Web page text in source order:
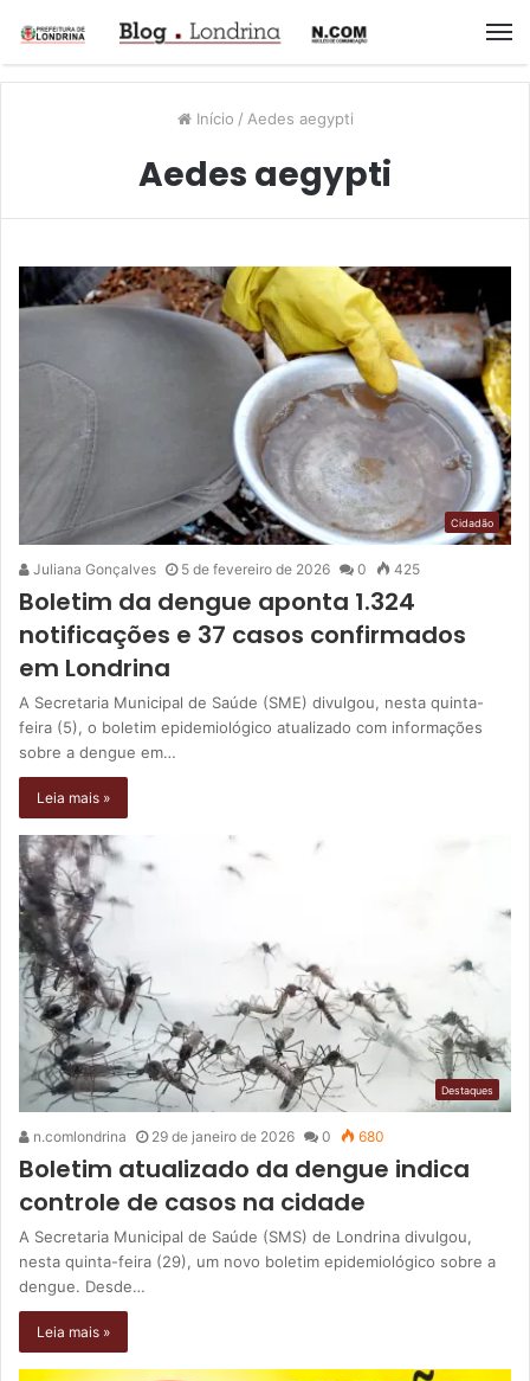
Início / Aedes aegypti
Aedes aegypti
Cidadão
Juliana Gonçalves 5 de fevereiro de 2026 0 425
Boletim da dengue aponta 1.324
notificações e 37 casos confirmados
em Londrina
A Secretaria Municipal de Saúde (SME) divulgou, nesta quinta-
feira (5), o boletim epidemiológico atualizado com informações
sobre a dengue em…
Leia mais »
Destaques
n.comlondrina 29 de janeiro de 2026 0 680
Boletim atualizado da dengue indica
controle de casos na cidade
A Secretaria Municipal de Saúde (SMS) de Londrina divulgou,
nesta quinta-feira (29), um novo boletim epidemiológico sobre a
dengue. Desde…
Leia mais »